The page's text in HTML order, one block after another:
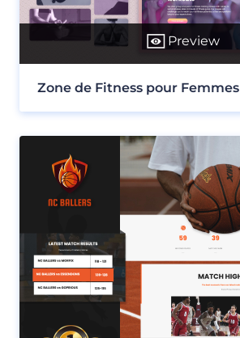
Preview
Zone de Fitness pour Femmes